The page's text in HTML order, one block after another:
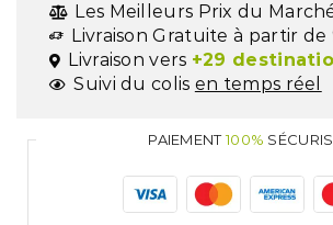
Les Meilleurs Prix du
Livraison Gratuite à partir de
Livraison vers +29
Suivi du colis en temps réel
PAIEMENT100%